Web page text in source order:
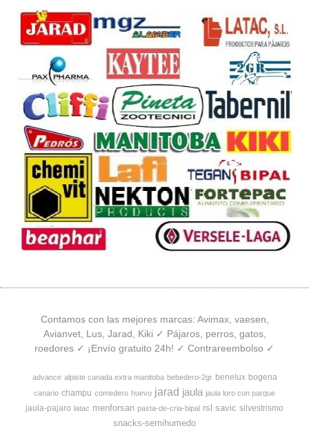
Contamos con las mejores marcas: Avimax, vaesen,
Avianvet, Lus, Jarad, Kiki ✓ Pájaros, perros, gatos,
roedores ✓ ¡Envío gratuito 24h! ✓ Contrareembolso ✓
advance alpiste canada extra manitoba bebedero-2gr benelux bogena
canario champu comedero huevo jarad jaula jaula loro con parque
jaula-pajaro latac menforsan pasta-de-cria-bipal rsl savic silvestrismo
snacks-semihumedo